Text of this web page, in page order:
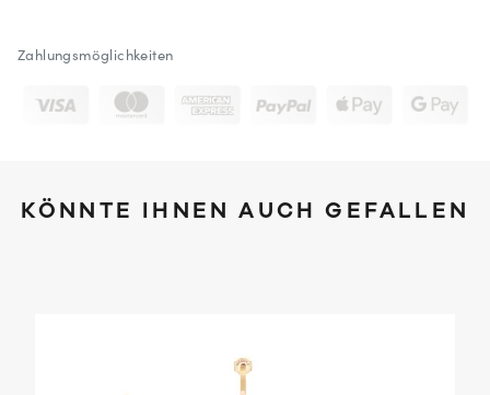
Zahlungsmöglichkeiten
KÖNNTE IHNEN AUCH GEFALLEN